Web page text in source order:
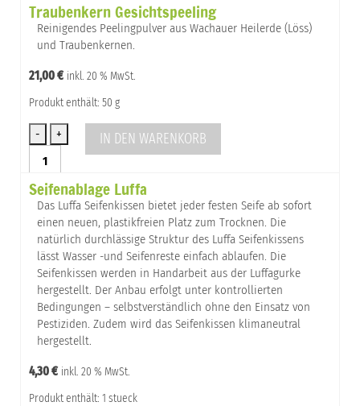
Menge
Traubenkern Gesichtspeeling
Reinigendes Peelingpulver aus Wachauer Heilerde (Löss)
und Traubenkernen.
21,00€ inkl. 20 % MwSt.
Produkt enthält: 50 g
Traubenkern
Gesichtspeeling
Menge
IN DEN WARENKORB
Seifenablage Luffa
Das Luffa Seifenkissen bietet jeder festen Seife ab sofort
einen neuen, plastikfreien Platz zum Trocknen. Die
natürlich durchlässige Struktur des Luffa Seifenkissens
lässt Wasser -und Seifenreste einfach ablaufen. Die
Seifenkissen werden in Handarbeit aus der Luffagurke
hergestellt. Der Anbau erfolgt unter kontrollierten
Bedingungen – selbstverständlich ohne den Einsatz von
Pestiziden. Zudem wird das Seifenkissen klimaneutral
hergestellt.
4,30€ inkl. 20 % MwSt.
Produkt enthält: 1 stueck